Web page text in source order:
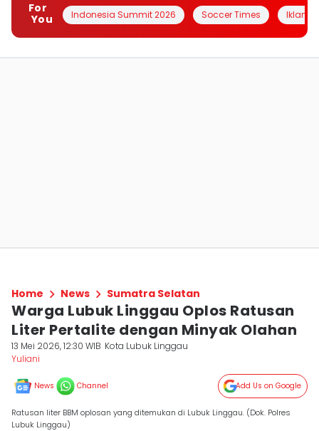
For
You
Indonesia Summit 2026 Soccer Times Iklanin
Home News Sumatra Selatan
Warga Lubuk Linggau Oplos Ratusan
Liter Pertalite dengan Minyak Olahan
13 Mei 2026, 12:30 WIB Kota Lubuk Linggau
Yuliani
News Channel Add Us on Google
Ratusan liter BBM oplosan yang ditemukan di Lubuk Linggau. (Dok. Polres
Lubuk Linggau)